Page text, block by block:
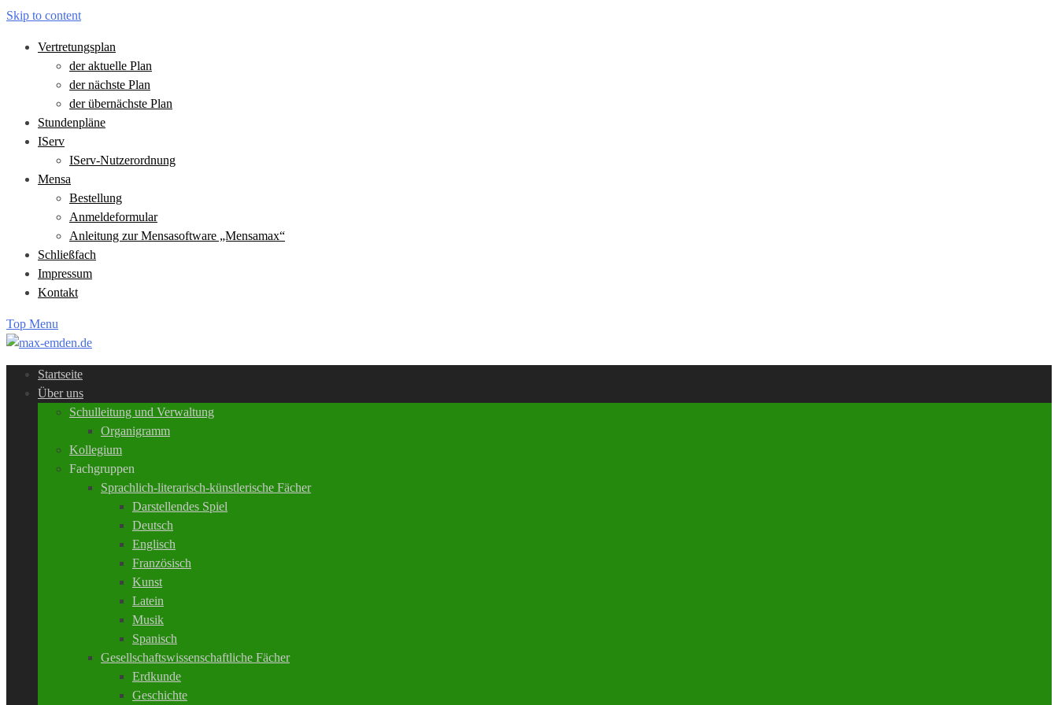
Skip to content
Vertretungsplan
der aktuelle Plan
der nächste Plan
der übernächste Plan
Stundenpläne
IServ
IServ-Nutzerordnung
Mensa
Bestellung
Anmeldeformular
Anleitung zur Mensasoftware „Mensamax“
Schließfach
Impressum
Kontakt
Top Menu
Startseite
Über uns
Schulleitung und Verwaltung
Organigramm
Kollegium
Fachgruppen
Sprachlich-literarisch-künstlerische Fächer
Darstellendes Spiel
Deutsch
Englisch
Französisch
Kunst
Latein
Musik
Spanisch
Gesellschaftswissenschaftliche Fächer
Erdkunde
Geschichte